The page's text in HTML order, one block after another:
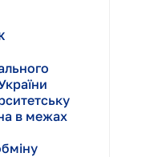
в межах